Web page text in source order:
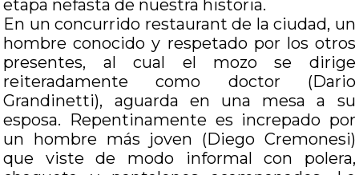
etapa nefasta de nuestra historia.
En un concurrido restaurant de la ciudad, un
hombre conocido y respetado por los otros
presentes, al cual el mozo se dirige
reiteradamente como doctor (Dario
Grandinetti), aguarda en una mesa a su
esposa. Repentinamente es increpado por
un hombre más joven (Diego Cremonesi)
que viste de modo informal con polera,